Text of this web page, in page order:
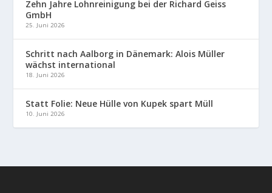
Zehn Jahre Lohnreinigung bei der Richard Geiss
GmbH
25. Juni 2026
Schritt nach Aalborg in Dänemark: Alois Müller
wächst international
18. Juni 2026
Statt Folie: Neue Hülle von Kupek spart Müll
10. Juni 2026